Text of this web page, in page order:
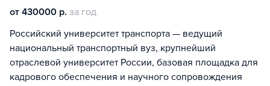
от 430000 р. за год
Российский университет транспорта — ведущий
национальный транспортный вуз, крупнейший
отраслевой университет России, базовая площадка для
кадрового обеспечения и научного сопровождения